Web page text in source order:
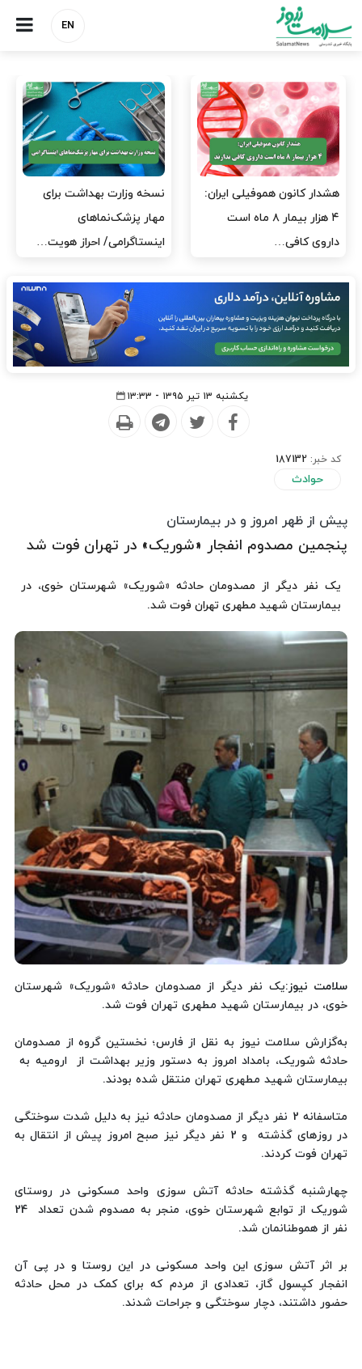
EN
نسخه وزارت بهداشت برای
مهار پزشک‌نماهای
اینستاگرامی/ احراز هویت…
مدیران پرستاری باید حامی
پرستاران باشند، نه عامل فشار
یکشنبه ۱۳ تیر ۱۳۹۵ - ۱۳:۳۳
کد خبر: 187132
حوادث
پیش از ظهر امروز و در بیمارستان
پنجمین مصدوم انفجار «شوریک» در تهران فوت شد
یک نفر دیگر از مصدومان حادثه «شوریک» شهرستان خوی، در
بیمارستان شهید مطهری تهران فوت شد.
سلامت نیوز:یک نفر دیگر از مصدومان حادثه «شوریک» شهرستان
خوی، در بیمارستان شهید مطهری تهران فوت شد.
به‌گزارش سلامت نیوز به نقل از فارس؛‌ نخستین گروه از مصدومان
حادثه شوریک، بامداد امروز به دستور وزیر بهداشت از ارومیه به
بیمارستان شهید مطهری تهران منتقل شده بودند.
متاسفانه 2 نفر دیگر از مصدومان حادثه نیز به دلیل شدت سوختگی
در روزهای گذشته و 2 نفر دیگر نیز صبح امروز پیش از انتقال به
تهران فوت کردند.
چهارشنبه گذشته حادثه آتش سوزی واحد مسکونی در روستای
شوریک از توابع شهرستان خوی، منجر به مصدوم شدن تعداد 24
نفر از هموطنانمان شد.
بر اثر آتش سوزی این واحد مسکونی در این روستا و در پی آن
انفجار کپسول گاز، تعدادی از مردم که برای کمک در محل حادثه
حضور داشتند، دچار سوختگی و جراحات شدند.